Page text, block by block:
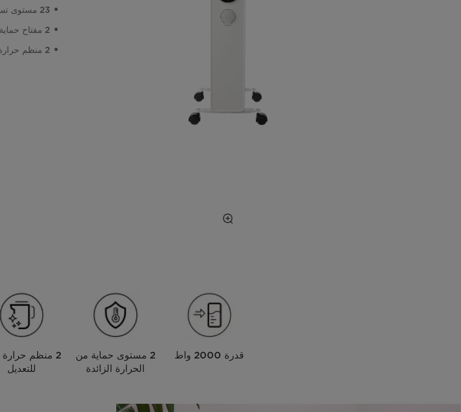
23 مستوى تسخين
2 مفتاح حماية ضد الانقلاب
2 منظم حرارة قابل للتعديل
قدرة 2000 واط
2 مستوى حماية من
الحرارة الزائدة
2 منظم
للتعديل